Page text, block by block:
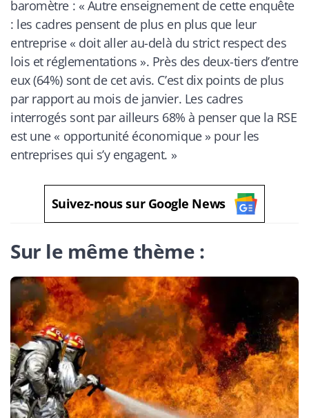
baromètre : « Autre enseignement de cette enquête
: les cadres pensent de plus en plus que leur
entreprise « doit aller au-delà du strict respect des
lois et réglementations ». Près des deux-tiers d’entre
eux (64%) sont de cet avis. C’est dix points de plus
par rapport au mois de janvier. Les cadres
interrogés sont par ailleurs 68% à penser que la RSE
est une « opportunité économique » pour les
entreprises qui s’y engagent. »
Suivez-nous sur Google News
Sur le même thème :